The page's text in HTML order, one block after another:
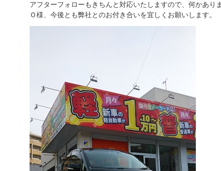
アフターフォローもきちんと対応いたしますので、何かあり
Ｏ様、今後とも弊社とのお付き合いを宜しくお願いします。